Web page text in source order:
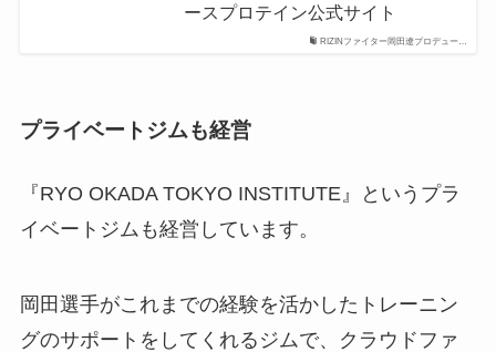
RIZINファイター岡田遼プロデュー…
ースプロテイン公式サイト
プライベートジムも経営
『RYO OKADA TOKYO INSTITUTE』というプラ
イベートジムも経営しています。
岡田選手がこれまでの経験を活かしたトレーニン
グのサポートをしてくれるジムで、クラウドファ